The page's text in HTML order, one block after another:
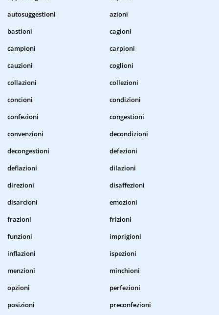
autosuggestioni
azioni
bastioni
cagioni
campioni
carpioni
cauzioni
coglioni
collazioni
collezioni
concioni
condizioni
confezioni
congestioni
convenzioni
decondizioni
decongestioni
defezioni
deflazioni
dilazioni
direzioni
disaffezioni
disarcioni
emozioni
frazioni
frizioni
funzioni
imprigioni
inflazioni
ispezioni
menzioni
minchioni
opzioni
perfezioni
posizioni
preconfezioni